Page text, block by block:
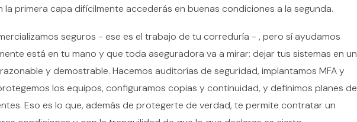
la primera capa difícilmente accederás en buenas condiciones a la segunda.
seguros - ese es el trabajo de tu correduría - , pero sí ayudamos
está en tu mano y que toda aseguradora va a mirar: dejar tus sistemas en un
y demostrable. Hacemos auditorías de seguridad, implantamos MFA y
los equipos, configuramos copias y continuidad, y definimos planes de
Eso es lo que, además de protegerte de verdad, te permite contratar un